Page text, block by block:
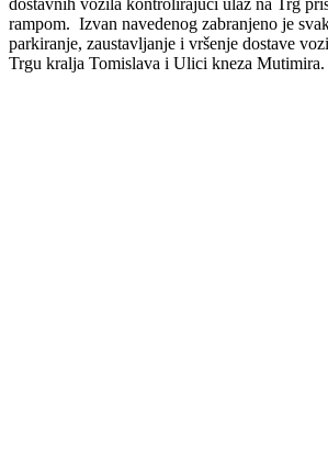
dostavnih vozila kontrolirajući ulaz na Trg
rampom. Izvan navedenog zabranjeno je
parkiranje, zaustavljanje i vršenje dostave
Trgu kralja Tomislava i Ulici kneza Mutimira.